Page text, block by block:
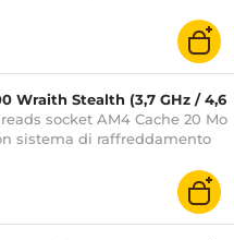
ventola - garanzia del
Wraith Stealth (3,7 GHz / 4,6
socket AM4 Cache 20 Mo
sistema di raffreddamento
- 3 anni di garanzia del